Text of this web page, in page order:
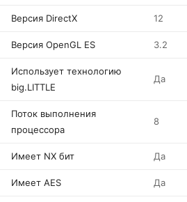
Версия DirectX 12
Версия OpenGL ES 3.2
Использует технологию
big.LITTLE
Да
Поток выполнения
процессора
8
Имеет NX бит Да
Имеет AES Да